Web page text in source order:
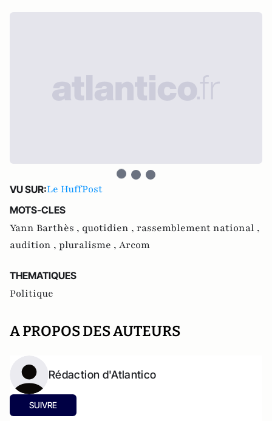
VU SUR:Le HuffPost
MOTS-CLES
Yann Barthès , quotidien , rassemblement national ,
audition , pluralisme , Arcom
THEMATIQUES
Politique
A PROPOS DES AUTEURS
Rédaction d'Atlantico
SUIVRE